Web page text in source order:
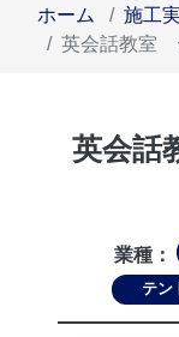
ホーム 施工
英会話教室
英会話
業種：
テン